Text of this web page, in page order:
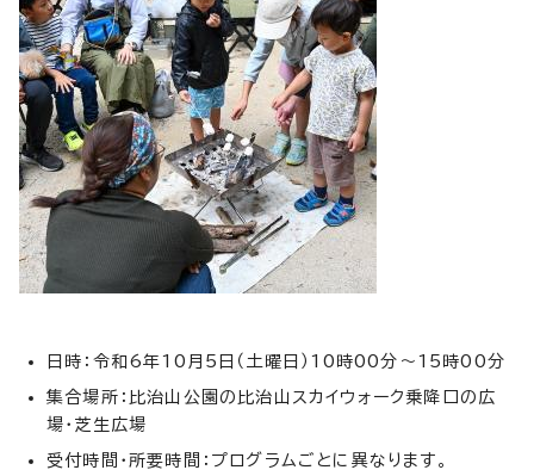
日時：令和6年10月5日（土曜日）10時00分～15時00分
集合場所：比治山公園の比治山スカイウォーク乗降口の広
場・芝生広場
受付時間・所要時間：プログラムごとに異なります。